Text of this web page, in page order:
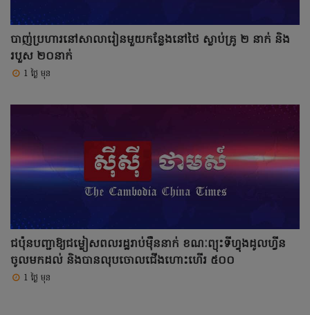
បាញ់ប្រហារនៅសាលារៀនមួយកន្លែងនៅថៃ ស្លាប់គ្រូ ២ នាក់ និង
របួស ២០នាក់
1 ថ្ងៃ មុន
ជប៉ុនបញ្ជាឱ្យជម្លៀសពលរដ្ឋរាប់ម៉ឺននាក់ ខណៈព្យុះទីហ្វុងដូលហ្វីន
ចូលមកដល់ និងបានលុបចោលជើងហោះហើរ ៥០០
1 ថ្ងៃ មុន